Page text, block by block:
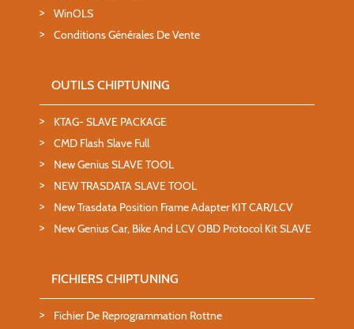
WinOLS
Conditions Générales De Vente
OUTILS CHIPTUNING
KTAG- SLAVE PACKAGE
CMD Flash Slave Full
New Genius SLAVE TOOL
NEW TRASDATA SLAVE TOOL
New Trasdata Position Frame Adapter KIT CAR/LCV
New Genius Car, Bike And LCV OBD Protocol Kit SLAVE
FICHIERS CHIPTUNING
Fichier De Reprogrammation Rottne